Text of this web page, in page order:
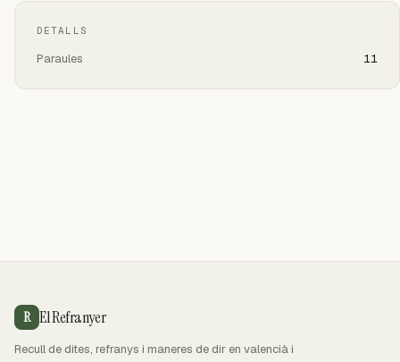
DETALLS
Paraules 11
R El Refranyer
Recull de dites, refranys i maneres de dir en valencià i